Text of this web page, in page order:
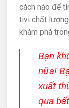
cách nào để
tivi chất
khám phá
Bạn
nữa!
xuất
qua